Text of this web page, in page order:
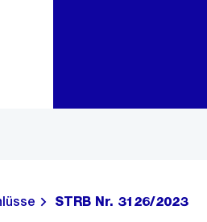
STRB Nr. 3126/2023